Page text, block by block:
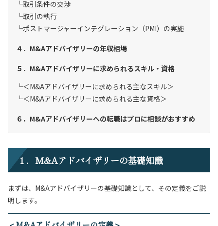
取引条件の交渉
取引の執行
ポストマージャーインテグレーション（PMI）の実施
４．M&Aアドバイザリーの年収相場
５．M&Aアドバイザリーに求められるスキル・資格
＜M&Aアドバイザリーに求められる主なスキル＞
＜M&Aアドバイザリーに求められる主な資格＞
６．M&Aアドバイザリーへの転職はプロに相談がおすすめ
１．M&Aアドバイザリーの基礎知識
まずは、M&Aアドバイザリーの基礎知識として、その定義をご説
明します。